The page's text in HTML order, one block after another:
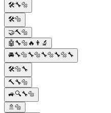
🛠️🔧🔩
🛠️🔩
🤝🔨🔩
🤖🔧🔩🔥👨‍🔬
🚘🔧🔩🔧🔩🔧🔩🔧🔩🔧
🛠️🔩🔧
🔨🔧🔩
🚙🔍🔧🔩
🚿🔩